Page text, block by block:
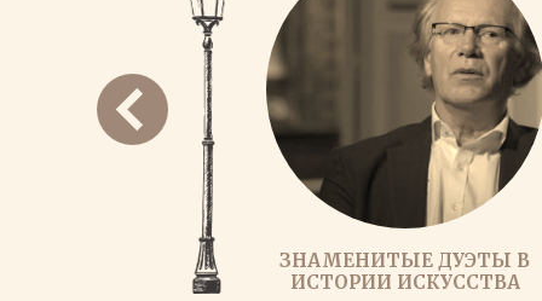
ЗНАМЕНИТЫЕ ДУЭТЫ В
ИСТОРИИ ИСКУССТВА